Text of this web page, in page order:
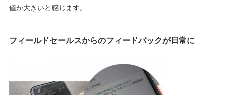
値が大きいと感じます。
フィールドセールスからのフィードバックが日常に